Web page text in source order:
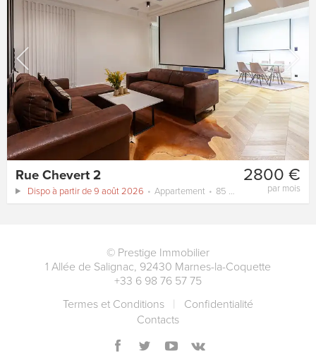
2800 €
par mois
Rue Chevert 2
Dispo à partir de 9 août 2026 Appartement 85 m²
© Prestige Immobilier
1 Allée de Salignac, 92430 Marnes-la-Coquette
+33 6 98 76 57 75
Termes et Conditions
Сonfidentialité
Contacts